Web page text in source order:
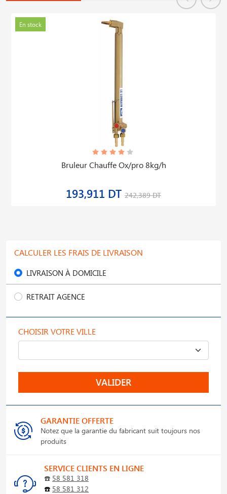
En stock
Bruleur Chauffe Ox/pro 8kg/h
193,911 DT 242,389 DT
CALCULER LES FRAIS DE LIVRAISON
LIVRAISON À DOMICILE
RETRAIT AGENCE
CHOISIR VOTRE VILLE
VALIDER
GARANTIE OFFERTE
Notez que la garantie du fabricant suit toujours nos
produits
SERVICE CLIENTS EN LIGNE
☎️ 58 581 318
☎️ 58 581 312